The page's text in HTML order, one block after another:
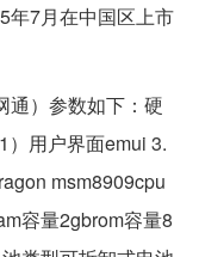
年7月在中国区上市
通）参数如下：硬
）用户界面emui 3.
msm8909cpu
容量2gbrom容量8